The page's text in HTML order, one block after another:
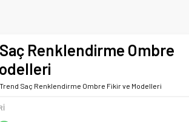
Renklendirme Ombre
Saç Renklendirme Ombre Fikir ve Modelleri